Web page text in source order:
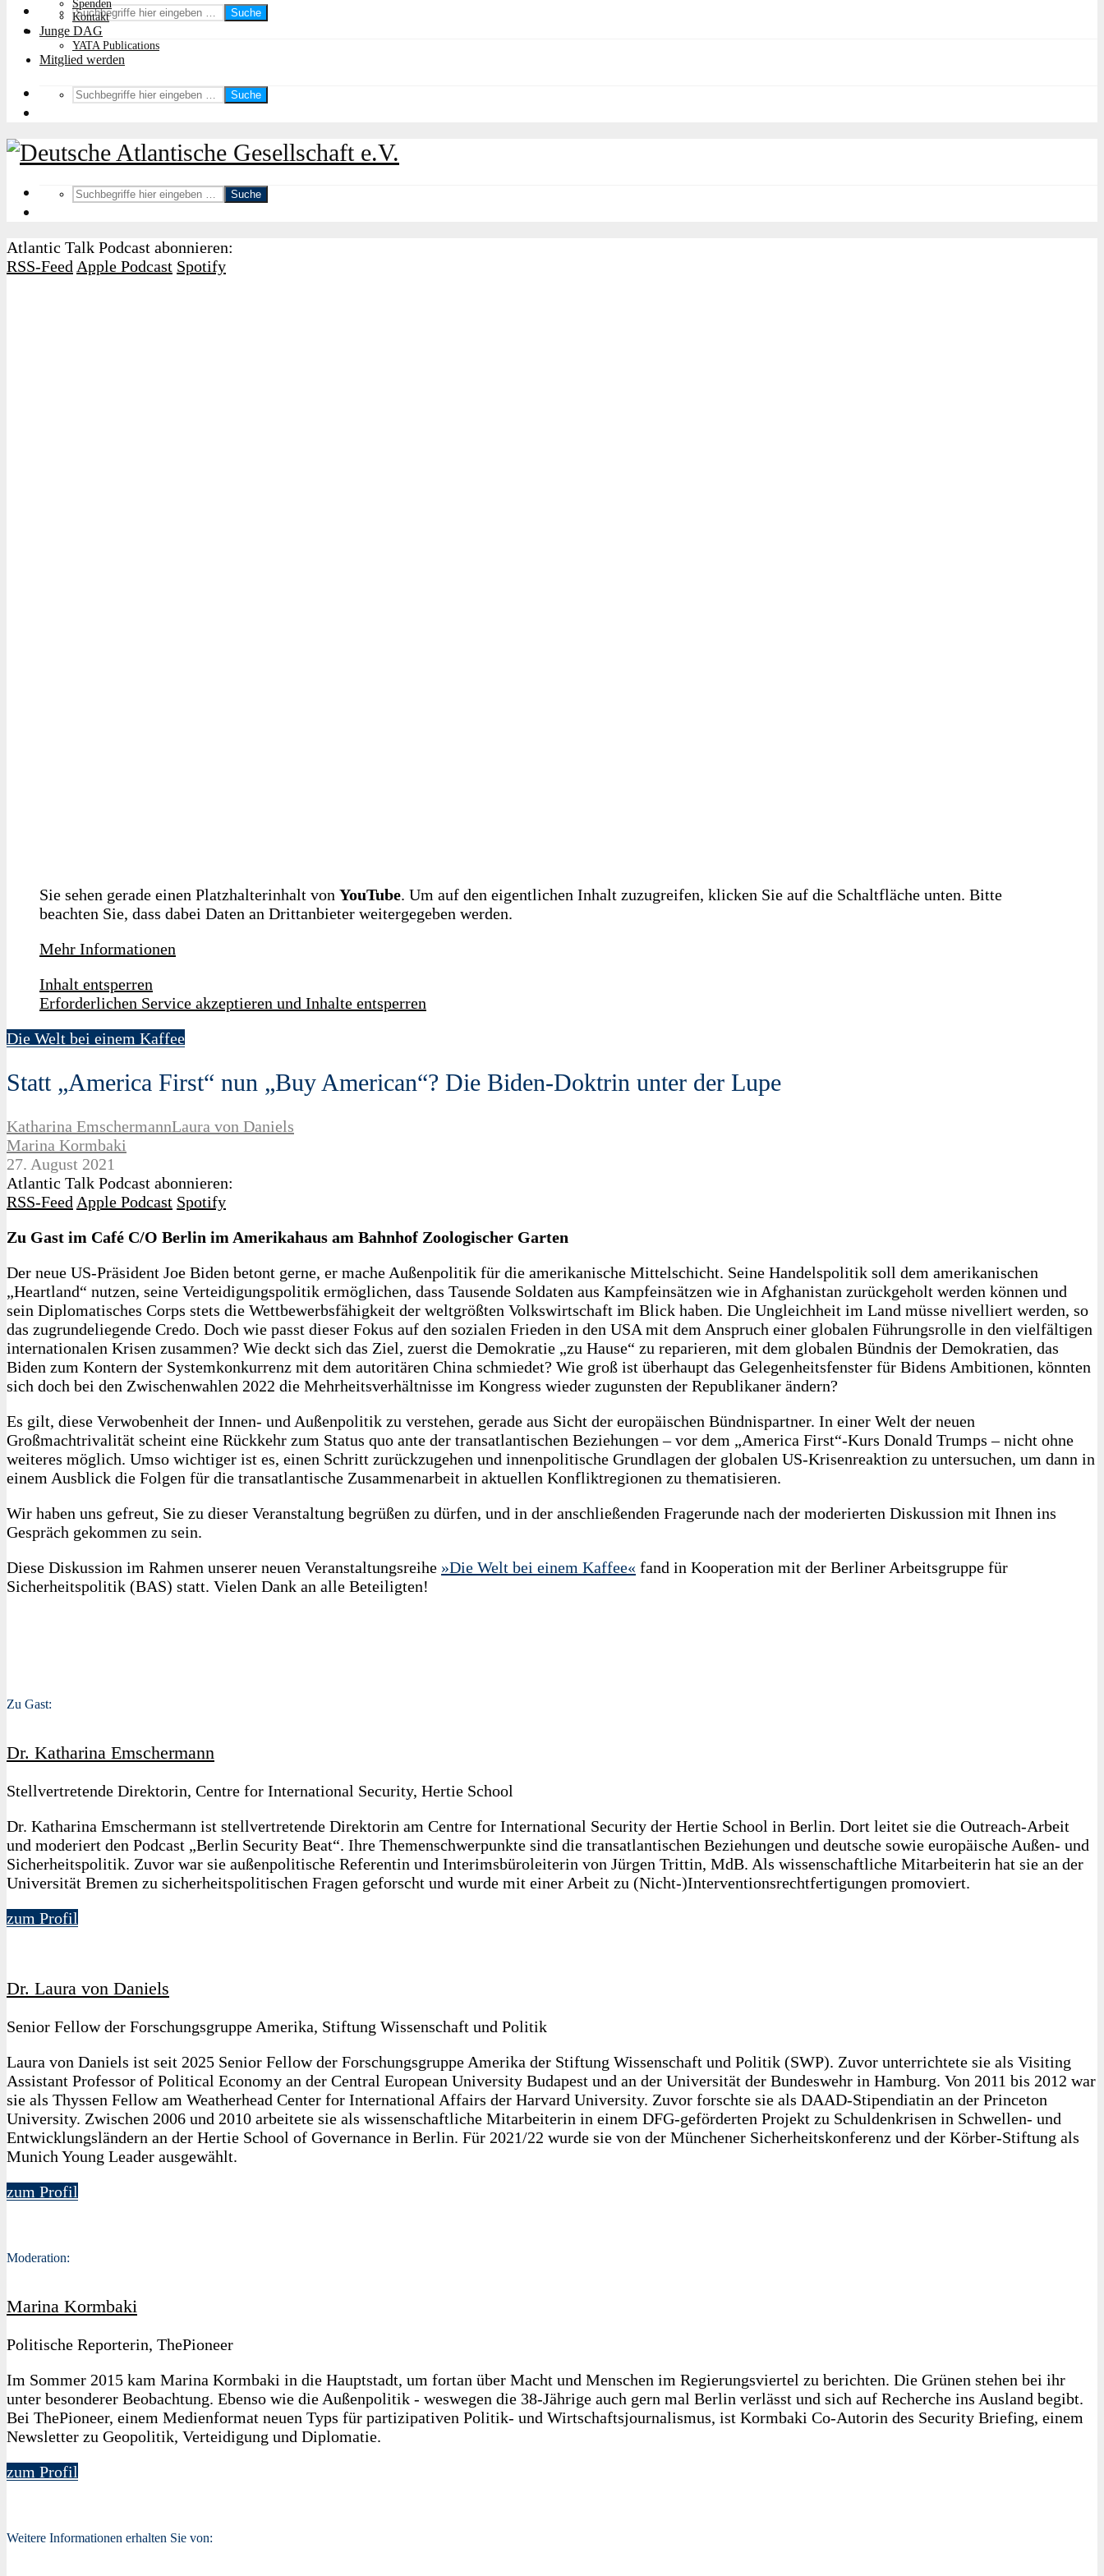
Suche
Spenden
Kontakt
Junge DAG
YATA Publications
Mitglied werden
Suche
Suche
Atlantic Talk Podcast abonnieren:
RSS-Feed Apple Podcast Spotify
Sie sehen gerade einen Platzhalterinhalt von YouTube. Um auf den eigentlichen Inhalt zuzugreifen, klicken Sie auf die Schaltfläche unten. Bitte
beachten Sie, dass dabei Daten an Drittanbieter weitergegeben werden.
Mehr Informationen
Inhalt entsperren
Erforderlichen Service akzeptieren und Inhalte entsperren
Die Welt bei einem Kaffee
Statt „America First“ nun „Buy American“? Die Biden-Doktrin unter der Lupe
Katharina EmschermannLaura von Daniels
Marina Kormbaki
27. August 2021
Atlantic Talk Podcast abonnieren:
RSS-Feed Apple Podcast Spotify
Zu Gast im Café C/O Berlin im Amerikahaus am Bahnhof Zoologischer Garten
Der neue US-Präsident Joe Biden betont gerne, er mache Außenpolitik für die amerikanische Mittelschicht. Seine Handelspolitik soll dem amerikanischen
„Heartland“ nutzen, seine Verteidigungspolitik ermöglichen, dass Tausende Soldaten aus Kampfeinsätzen wie in Afghanistan zurückgeholt werden können und
sein Diplomatisches Corps stets die Wettbewerbsfähigkeit der weltgrößten Volkswirtschaft im Blick haben. Die Ungleichheit im Land müsse nivelliert werden, so
das zugrundeliegende Credo. Doch wie passt dieser Fokus auf den sozialen Frieden in den USA mit dem Anspruch einer globalen Führungsrolle in den vielfältigen
internationalen Krisen zusammen? Wie deckt sich das Ziel, zuerst die Demokratie „zu Hause“ zu reparieren, mit dem globalen Bündnis der Demokratien, das
Biden zum Kontern der Systemkonkurrenz mit dem autoritären China schmiedet? Wie groß ist überhaupt das Gelegenheitsfenster für Bidens Ambitionen, könnten
sich doch bei den Zwischenwahlen 2022 die Mehrheitsverhältnisse im Kongress wieder zugunsten der Republikaner ändern?
Es gilt, diese Verwobenheit der Innen- und Außenpolitik zu verstehen, gerade aus Sicht der europäischen Bündnispartner. In einer Welt der neuen
Großmachtrivalität scheint eine Rückkehr zum Status quo ante der transatlantischen Beziehungen – vor dem „America First“-Kurs Donald Trumps – nicht ohne
weiteres möglich. Umso wichtiger ist es, einen Schritt zurückzugehen und innenpolitische Grundlagen der globalen US-Krisenreaktion zu untersuchen, um dann in
einem Ausblick die Folgen für die transatlantische Zusammenarbeit in aktuellen Konfliktregionen zu thematisieren.
Wir haben uns gefreut, Sie zu dieser Veranstaltung begrüßen zu dürfen, und in der anschließenden Fragerunde nach der moderierten Diskussion mit Ihnen ins
Gespräch gekommen zu sein.
Diese Diskussion im Rahmen unserer neuen Veranstaltungsreihe »Die Welt bei einem Kaffee« fand in Kooperation mit der Berliner Arbeitsgruppe für
Sicherheitspolitik (BAS) statt. Vielen Dank an alle Beteiligten!
Zu Gast:
Dr. Katharina Emschermann
Stellvertretende Direktorin, Centre for International Security, Hertie School
Dr. Katharina Emschermann ist stellvertretende Direktorin am Centre for International Security der Hertie School in Berlin. Dort leitet sie die Outreach-Arbeit
und moderiert den Podcast „Berlin Security Beat“. Ihre Themenschwerpunkte sind die transatlantischen Beziehungen und deutsche sowie europäische Außen- und
Sicherheitspolitik. Zuvor war sie außenpolitische Referentin und Interimsbüroleiterin von Jürgen Trittin, MdB. Als wissenschaftliche Mitarbeiterin hat sie an der
Universität Bremen zu sicherheitspolitischen Fragen geforscht und wurde mit einer Arbeit zu (Nicht-)Interventionsrechtfertigungen promoviert.
zum Profil
Dr. Laura von Daniels
Senior Fellow der Forschungsgruppe Amerika, Stiftung Wissenschaft und Politik
Laura von Daniels ist seit 2025 Senior Fellow der Forschungsgruppe Amerika der Stiftung Wissenschaft und Politik (SWP). Zuvor unterrichtete sie als Visiting
Assistant Professor of Political Economy an der Central European University Budapest und an der Universität der Bundeswehr in Hamburg. Von 2011 bis 2012 war
sie als Thyssen Fellow am Weatherhead Center for International Affairs der Harvard University. Zuvor forschte sie als DAAD-Stipendiatin an der Princeton
University. Zwischen 2006 und 2010 arbeitete sie als wissenschaftliche Mitarbeiterin in einem DFG-geförderten Projekt zu Schuldenkrisen in Schwellen- und
Entwicklungsländern an der Hertie School of Governance in Berlin. Für 2021/22 wurde sie von der Münchener Sicherheitskonferenz und der Körber-Stiftung als
Munich Young Leader ausgewählt.
zum Profil
Moderation:
Marina Kormbaki
Politische Reporterin, ThePioneer
Im Sommer 2015 kam Marina Kormbaki in die Hauptstadt, um fortan über Macht und Menschen im Regierungsviertel zu berichten. Die Grünen stehen bei ihr
unter besonderer Beobachtung. Ebenso wie die Außenpolitik - weswegen die 38-Jährige auch gern mal Berlin verlässt und sich auf Recherche ins Ausland begibt.
Bei ThePioneer, einem Medienformat neuen Typs für partizipativen Politik- und Wirtschaftsjournalismus, ist Kormbaki Co-Autorin des Security Briefing, einem
Newsletter zu Geopolitik, Verteidigung und Diplomatie.
zum Profil
Weitere Informationen erhalten Sie von: